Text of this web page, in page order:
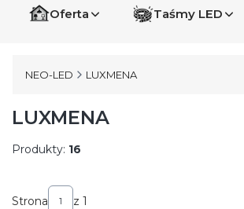
Oferta Taśmy LED
NEO-LED LUXMENA
LUXMENA
Produkty: 16
Strona z 1